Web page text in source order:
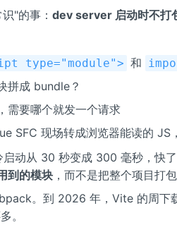
"的事：dev server 启动时不打
type="module"> 和
拼成 bundle？
需要哪个就发一个请求
SFC 现场转成浏览器能读的 JS
动从 30 秒变成 300 毫秒，快
到的模块 ，而不是把整个项目打包
。到 2026 年，Vite 的周下
。